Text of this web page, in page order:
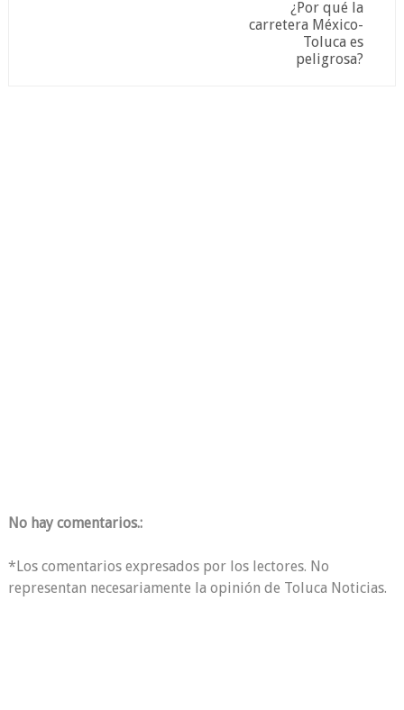
¿Por qué la
carretera México-
Toluca es
peligrosa?
No hay comentarios.:
*Los comentarios expresados por los lectores. No
representan necesariamente la opinión de Toluca Noticias.